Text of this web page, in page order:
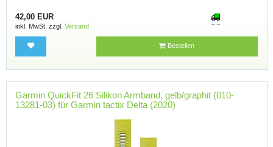
42,00 EUR
inkl. MwSt. zzgl. Versand
Bestellen
Garmin QuickFit 26 Silikon Armband, gelb/graphit (010-
13281-03) für Garmin tactix Delta (2020)